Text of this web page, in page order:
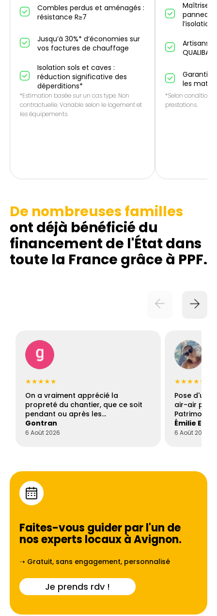
Combles perdus et aménagés :
résistance R≥7
Jusqu’à 30%* d’économies sur
vos factures de chauffage
Isolation sols et caves :
réduction significative des
déperditions*
*Estimation basée sur un cas type. Non
contractuelle. Variable selon le logement et
les équipements.
Maîtrise
Artisans
QUALIBAT
Garantie
les
*Selon conditions
prestations.
De nombreuses familles
ont déjà bénéficié du
financement de l'État dans
toute la France grâce à PPF.
★★★★★
On a vraiment apprécié la
propreté du chantier, que ce soit
pendant ou après les…
Gontran
6 Août 2026
★★★★★
Pose d'une
air-air par
Patrimoine
Émilie
6 Août 2026
Faites-vous guider par l'un de
nos experts locaux àAvignon.
➝ Gratuit, sans engagement, personnalisé
Je prends rdv !